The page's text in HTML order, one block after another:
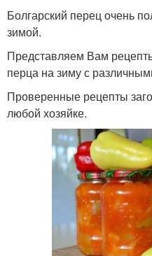
Болгарский перец очень
зимой.
Представляем Вам
перца на зиму с
Проверенные рецепты
любой хозяйке.